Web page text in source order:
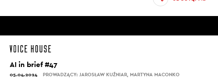
AI in brief #47
05.04.2024 PROWADZĄCY: JAROSŁAW KUŹNIAR, MARTYNA MACONKO